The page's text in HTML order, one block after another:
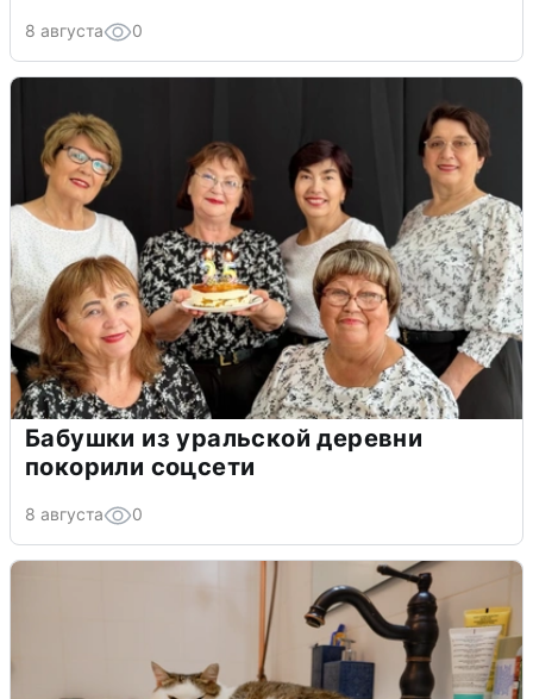
8 августа 0
Бабушки из уральской деревни
покорили соцсети
8 августа 0